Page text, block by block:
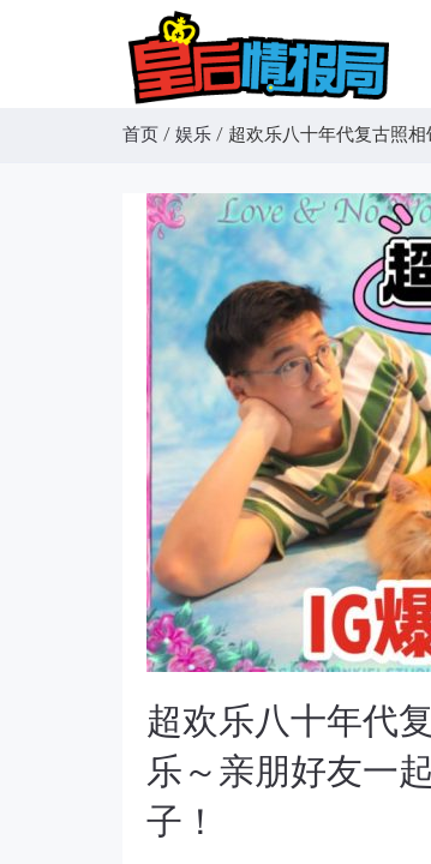
首页 / 娱乐 / 超欢乐八十年代复古照
超欢乐八十年代
乐～亲朋好友一
子！